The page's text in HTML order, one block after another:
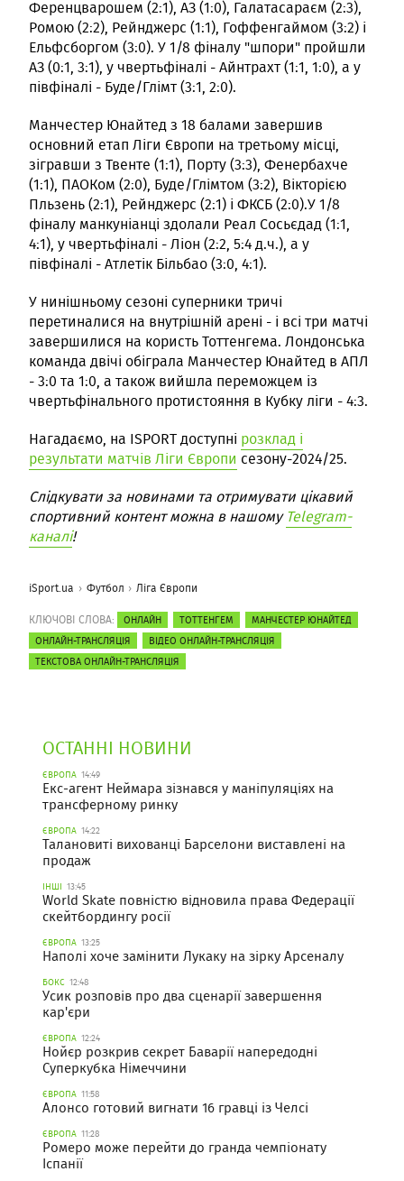
Ференцварошем (2:1), АЗ (1:0), Галатасараєм (2:3),
Ромою (2:2), Рейнджерс (1:1), Гоффенгаймом (3:2) і
Ельфсборгом (3:0). У 1/8 фіналу "шпори" пройшли
АЗ (0:1, 3:1), у чвертьфіналі - Айнтрахт (1:1, 1:0), а у
півфіналі - Буде/Глімт (3:1, 2:0).
Манчестер Юнайтед з 18 балами завершив
основний етап Ліги Європи на третьому місці,
зігравши з Твенте (1:1), Порту (3:3), Фенербахче
(1:1), ПАОКом (2:0), Буде/Глімтом (3:2), Вікторією
Пльзень (2:1), Рейнджерс (2:1) і ФКСБ (2:0).У 1/8
фіналу манкуніанці здолали Реал Сосьєдад (1:1,
4:1), у чвертьфіналі - Ліон (2:2, 5:4 д.ч.), а у
півфіналі - Атлетік Більбао (3:0, 4:1).
У нинішньому сезоні суперники тричі
перетиналися на внутрішній арені - і всі три матчі
завершилися на користь Тоттенгема. Лондонська
команда двічі обіграла Манчестер Юнайтед в АПЛ
- 3:0 та 1:0, а також вийшла переможцем із
чвертьфінального протистояння в Кубку ліги - 4:3.
Нагадаємо, на ISPORT доступні розклад і
результати матчів Ліги Європи сезону-2024/25.
Слідкувати за новинами та отримувати цікавий
спортивний контент можна в нашомуTelegram-
каналі!
iSport.ua Футбол Ліга Європи
КЛЮЧОВІ СЛОВА: ОНЛАЙН ТОТТЕНГЕМ
МАНЧЕСТЕР ЮНАЙТЕД
ОНЛАЙН-ТРАНСЛЯЦІЯ
ВІДЕО ОНЛАЙН-ТРАНСЛЯЦІЯ
ТЕКСТОВА ОНЛАЙН-ТРАНСЛЯЦІЯ
ОСТАННІ НОВИНИ
ЄВРОПА 14:49
Екс-агент Неймара зізнався у маніпуляціях на
трансферному ринку
ЄВРОПА 14:22
Талановиті вихованці Барселони виставлені на
продаж
ІНШІ 13:45
World Skate повністю відновила права Федерації
скейтбордингу росії
ЄВРОПА 13:25
Наполі хоче замінити Лукаку на зірку Арсеналу
БОКС 12:48
Усик розповів про два сценарії завершення
кар'єри
ЄВРОПА 12:24
Нойєр розкрив секрет Баварії напередодні
Суперкубка Німеччини
ЄВРОПА 11:58
Алонсо готовий вигнати 16 гравці із Челсі
ЄВРОПА 11:28
Ромеро може перейти до гранда чемпіонату
Іспанії